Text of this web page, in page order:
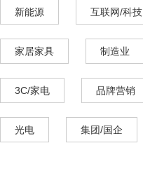
新能源 互联网/科技
家居家具 制造业
3C/家电 品牌营销
光电 集团/国企